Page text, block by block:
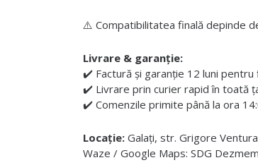
⚠️ Compatibilitatea finală depinde
Livrare & garanție:
✔️ Factură și garanție 12 luni pentru
✔️ Livrare prin curier rapid în toată
✔️ Comenzile primite până la ora
Locație: Galați, str. Grigore
Waze / Google Maps: SDG